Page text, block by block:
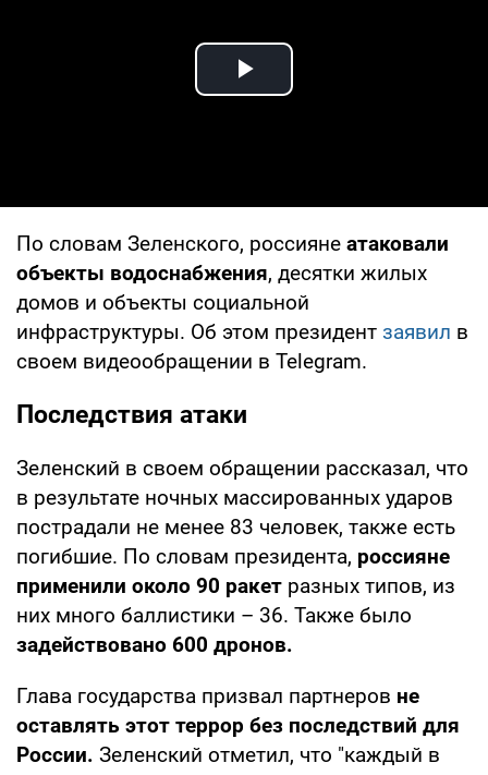
Play Video
По словам Зеленского, россияне атаковали
объекты водоснабжения, десятки жилых
домов и объекты социальной
инфраструктуры. Об этом президент заявил в
своем видеообращении в Telegram.
Последствия атаки
Зеленский в своем обращении рассказал, что
в результате ночных массированных ударов
пострадали не менее 83 человек, также есть
погибшие. По словам президента, россияне
применили около 90 ракет разных типов, из
них много баллистики – 36. Также было
задействовано 600 дронов.
Глава государства призвал партнеров не
оставлять этот террор без последствий для
России. Зеленский отметил, что "каждый в